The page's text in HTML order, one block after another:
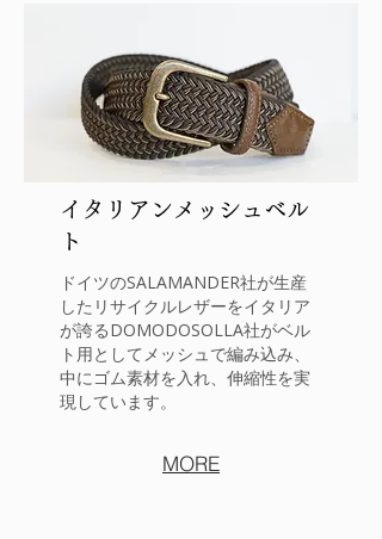
イタリアンメッシュベル
ト
ドイツのSALAMANDER社が生産
したリサイクルレザーをイタリア
が誇るDOMODOSOLLA社がベル
ト用としてメッシュで編み込み、
中にゴム素材を入れ、伸縮性を実
現しています。
MORE